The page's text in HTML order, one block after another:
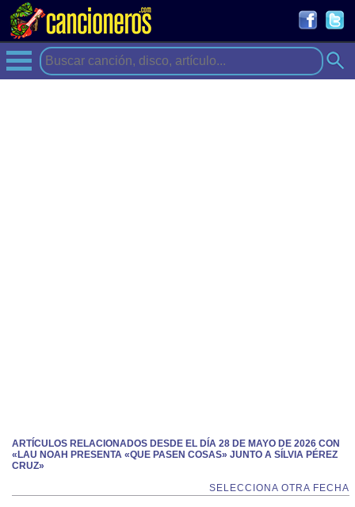
ARTÍCULOS RELACIONADOS DESDE EL DÍA 28 DE MAYO DE 2026 CON
«LAU NOAH PRESENTA «QUE PASEN COSAS» JUNTO A SÍLVIA PÉREZ
CRUZ»
SELECCIONA OTRA FECHA